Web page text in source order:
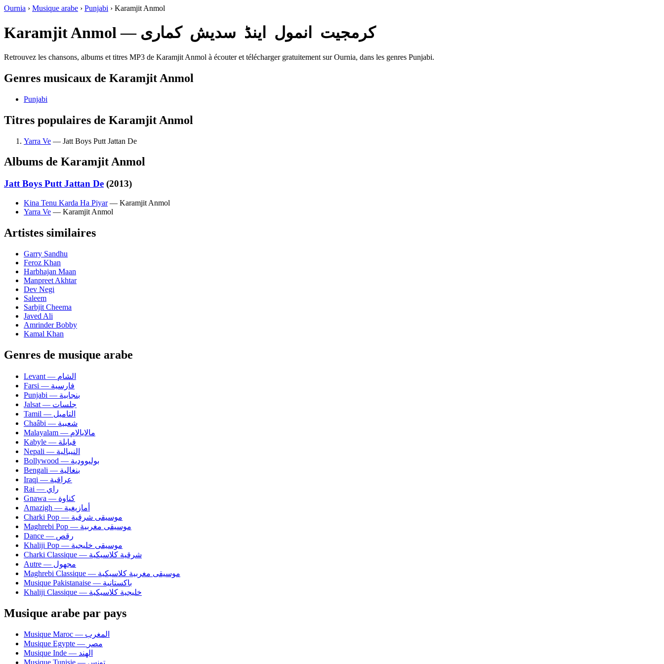
Ournia › Musique arabe › Punjabi › Karamjit Anmol
Karamjit Anmol — کرمجیت انمول اینڈ سدیش کماری
Retrouvez les chansons, albums et titres MP3 de Karamjit Anmol à écouter et télécharger gratuitement sur Ournia, dans les genres Punjabi.
Genres musicaux de Karamjit Anmol
Punjabi
Titres populaires de Karamjit Anmol
Yarra Ve — Jatt Boys Putt Jattan De
Albums de Karamjit Anmol
Jatt Boys Putt Jattan De (2013)
Kina Tenu Karda Ha Piyar— Karamjit Anmol
Yarra Ve — Karamjit Anmol
Artistes similaires
Garry Sandhu
Feroz Khan
Harbhajan Maan
Manpreet Akhtar
Dev Negi
Saleem
Sarbjit Cheema
Javed Ali
Amrinder Bobby
Kamal Khan
Genres de musique arabe
Levant — الشام
Farsi — فارسية
Punjabi — بنجابية
Jalsat — جلسات
Tamil — التاميل
Chaâbi — شعبية
Malayalam — مالايالام
Kabyle — قبايلة
Nepali — النيبالية
Bollywood — بوليوودية
Bengali — بنغالية
Iraqi — عراقية
Rai — راي
Gnawa — كناوة
Amazigh — أمازيغية
Charki Pop — موسيقى شرقية
Maghrebi Pop — موسيقى مغربية
Dance — رقص
Khaliji Pop — موسيقى خليجية
Charki Classique — شرقية كلاسيكية
Autre — مجهول
Maghrebi Classique — موسيقى مغربية كلاسيكية
Musique Pakistanaise — باكستانية
Khaliji Classique — خليجية كلاسيكية
Musique arabe par pays
Musique Maroc — المغرب
Musique Egypte — مصر
Musique Inde — الهند